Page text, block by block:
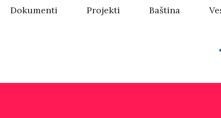
Dokumenti Projekti Baština